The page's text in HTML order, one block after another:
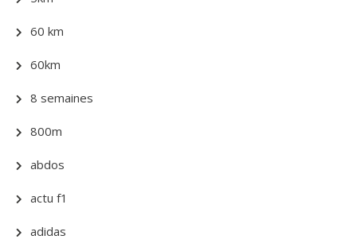
60 km
60km
8 semaines
800m
abdos
actu f1
adidas